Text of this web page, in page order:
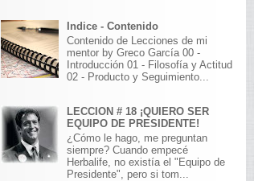
Indice - Contenido
Contenido de Lecciones de mi
mentor by Greco García 00 -
Introducción 01 - Filosofía y Actitud
02 - Producto y Seguimiento...
LECCION # 18 ¡QUIERO SER
EQUIPO DE PRESIDENTE!
¿Cómo le hago, me preguntan
siempre? Cuando empecé
Herbalife, no existía el "Equipo de
Presidente", pero si tom...